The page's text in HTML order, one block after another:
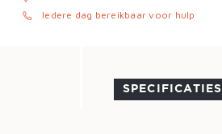
Iedere dag bereikbaar voor hulp
SPECIFICATIES